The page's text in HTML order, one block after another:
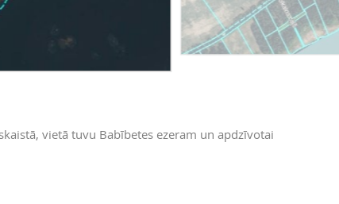
vietā tuvu Babībetes ezeram un apdzīvotai